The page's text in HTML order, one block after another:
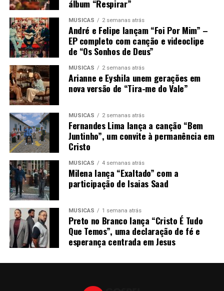
álbum “Respirar”
MÚSICAS 2 semanas atrás
André e Felipe lançam “Foi Por Mim” –
EP completo com canção e videoclipe
de “Os Sonhos de Deus”
MÚSICAS 2 semanas atrás
Arianne e Eyshila unem gerações em
nova versão de “Tira-me do Vale”
MÚSICAS 2 semanas atrás
Fernandes Lima lança a canção “Bem
Juntinho”, um convite à permanência em
Cristo
MÚSICAS 4 semanas atrás
Milena lança “Exaltado” com a
participação de Isaias Saad
MÚSICAS 1 semana atrás
Preto no Branco lança “Cristo É Tudo
Que Temos”, uma declaração de fé e
esperança centrada em Jesus